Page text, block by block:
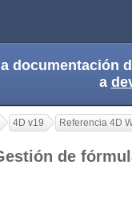
documentación
a
4D v19 Referencia 4D
de